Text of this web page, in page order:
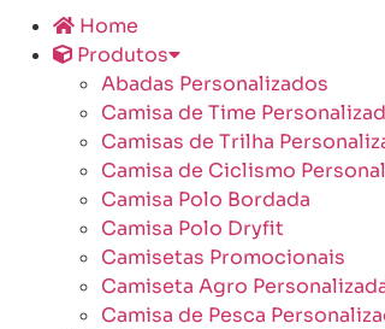
Home
Produtos
Abadas Personalizados
Camisa de Time
Camisas de Trilha
Camisa de Ciclismo
Camisa Polo Bordada
Camisa Polo Dryfit
Camisetas Promocionais
Camiseta Agro
Camisa de Pesca